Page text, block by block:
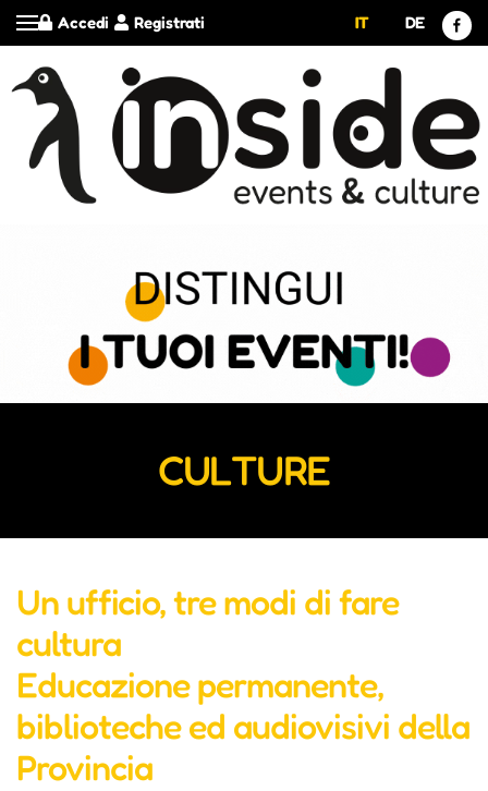
Registrati
Accedi IT DE
CULTURE
Un ufficio, tre modi di fare
cultura
Educazione permanente,
biblioteche ed audiovisivi della
Provincia